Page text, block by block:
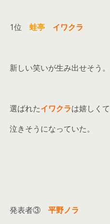
1位 蛙亭 イワクラ
新しい笑いが生み出せそう。
選ばれたイワクラは嬉しくて
泣きそうになっていた。
発表者③ 平野ノラ